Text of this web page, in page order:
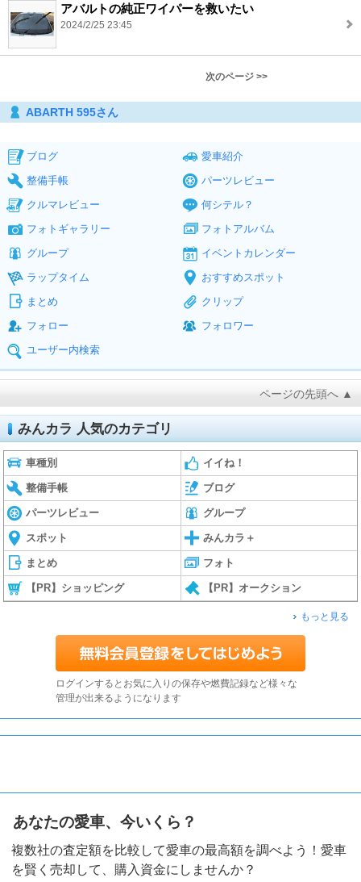
アバルトの純正ワイパーを救いたい
2024/2/25 23:45
次のページ >>
ABARTH 595さん
ブログ
愛車紹介
整備手帳
パーツレビュー
クルマレビュー
何シテル？
フォトギャラリー
フォトアルバム
グループ
イベントカレンダー
ラップタイム
おすすめスポット
まとめ
クリップ
フォロー
フォロワー
ユーザー内検索
ページの先頭へ ▲
みんカラ 人気のカテゴリ
車種別 イイね！
整備手帳 ブログ
パーツレビュー グループ
スポット みんカラ＋
まとめ フォト
【PR】ショッピング 【PR】オークション
もっと見る
ログインするとお気に入りの保存や燃費記録など様々な
管理が出来るようになります
あなたの愛車、今いくら？
複数社の査定額を比較して愛車の最高額を調べよう！愛車
を賢く売却して、購入資金にしませんか？